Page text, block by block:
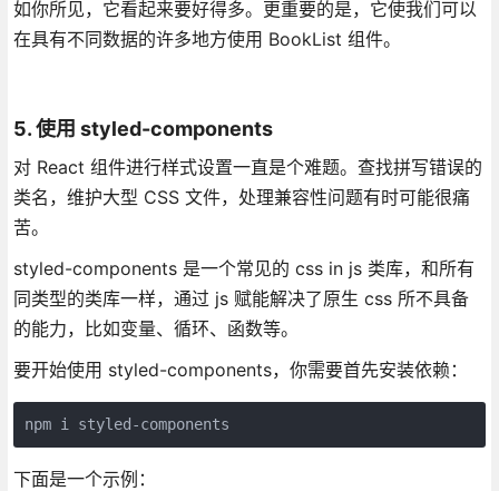
如你所见，它看起来要好得多。更重要的是，它使我们可以
在具有不同数据的许多地方使用 BookList 组件。
5. 使用 styled-components
对 React 组件进行样式设置一直是个难题。查找拼写错误的
类名，维护大型 CSS 文件，处理兼容性问题有时可能很痛
苦。
styled-components 是一个常见的 css in js 类库，和所有
同类型的类库一样，通过 js 赋能解决了原生 css 所不具备
的能力，比如变量、循环、函数等。
要开始使用 styled-components，你需要首先安装依赖：
npm i styled-components
下面是一个示例：